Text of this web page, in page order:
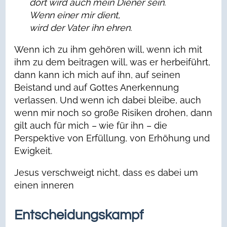
dort wird auch mein Diener sein.
Wenn einer mir dient,
wird der Vater ihn ehren.
Wenn ich zu ihm gehören will, wenn ich mit
ihm zu dem beitragen will, was er herbeiführt,
dann kann ich mich auf ihn, auf seinen
Beistand und auf Gottes Anerkennung
verlassen. Und wenn ich dabei bleibe, auch
wenn mir noch so große Risiken drohen, dann
gilt auch für mich – wie für ihn – die
Perspektive von Erfüllung, von Erhöhung und
Ewigkeit.
Jesus verschweigt nicht, dass es dabei um
einen inneren
Entscheidungskampf